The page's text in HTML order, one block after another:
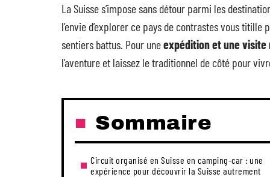
La Suisse s’impose sans détour parmi les
l’envie d’explorer ce pays de contrastes vous
sentiers battus. Pour uneexpédition et une visite
l’aventure et laissez le traditionnel de côté pour
Sommaire
Circuit organisé en Suisse en camping-car : une
expérience pour découvrir la Suisse autrement